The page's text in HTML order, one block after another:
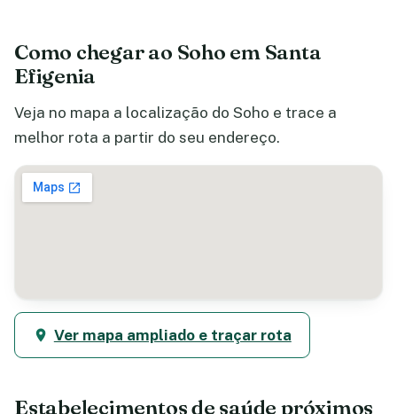
Como chegar ao Soho em Santa
Efigenia
Veja no mapa a localização do Soho e trace a
melhor rota a partir do seu endereço.
Ver mapa ampliado e traçar rota
Estabelecimentos de saúde próximos